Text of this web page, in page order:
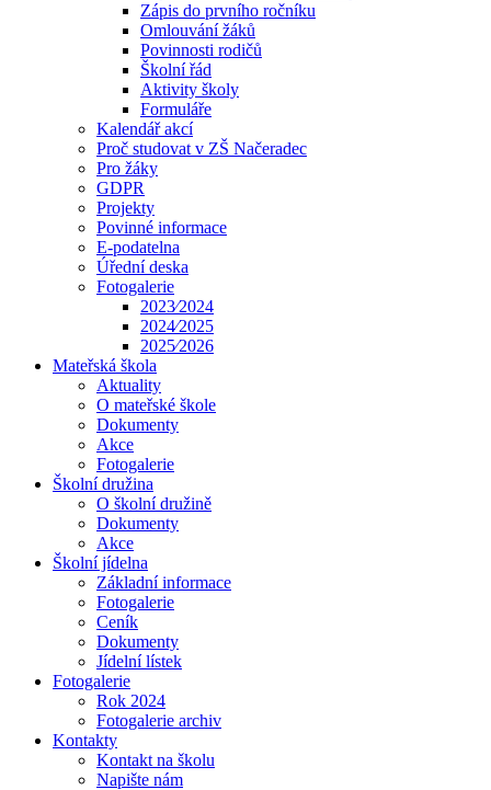
Zápis do prvního ročníku
Omlouvání žáků
Povinnosti rodičů
Školní řád
Aktivity školy
Formuláře
Kalendář akcí
Proč studovat v ZŠ Načeradec
Pro žáky
GDPR
Projekty
Povinné informace
E-podatelna
Úřední deska
Fotogalerie
2023⁄2024
2024⁄2025
2025⁄2026
Mateřská škola
Aktuality
O mateřské škole
Dokumenty
Akce
Fotogalerie
Školní družina
O školní družině
Dokumenty
Akce
Školní jídelna
Základní informace
Fotogalerie
Ceník
Dokumenty
Jídelní lístek
Fotogalerie
Rok 2024
Fotogalerie archiv
Kontakty
Kontakt na školu
Napište nám